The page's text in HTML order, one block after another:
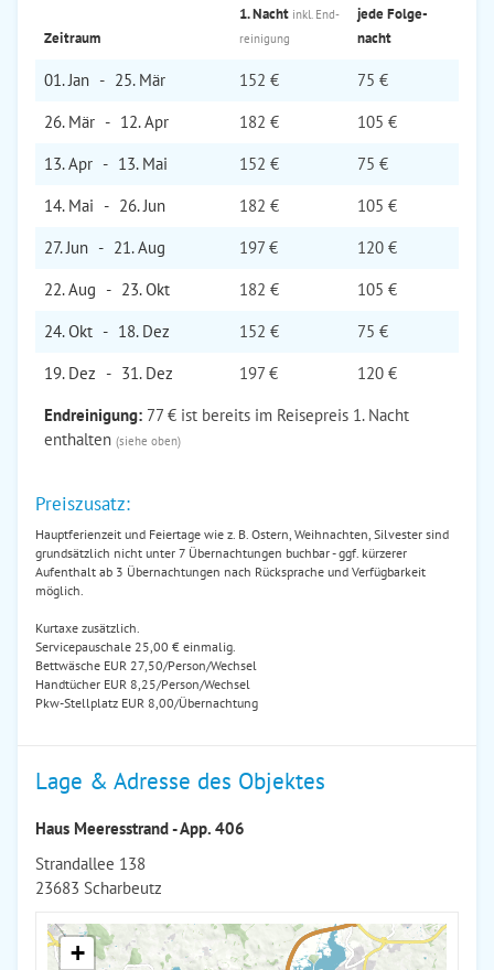
Zeitraum
1. Nacht inkl. End­
reinigung
jede Folge­
nacht
01. Jan - 25. Mär 152 €
75 €
26. Mär - 12. Apr 182 €
105 €
13. Apr - 13. Mai 152 €
75 €
14. Mai - 26. Jun 182 €
105 €
27. Jun - 21. Aug 197 €
120 €
22. Aug - 23. Okt 182 €
105 €
24. Okt - 18. Dez 152 €
75 €
19. Dez - 31. Dez 197 €
120 €
Endreinigung: 77 € ist bereits im Reisepreis 1. Nacht
enthalten (siehe oben)
Preiszusatz:
Hauptferienzeit und Feiertage wie z. B. Ostern, Weihnachten, Silvester sind
grundsätzlich nicht unter 7 Übernachtungen buchbar - ggf. kürzerer
Aufenthalt ab 3 Übernachtungen nach Rücksprache und Verfügbarkeit
möglich.
Kurtaxe zusätzlich.
Servicepauschale 25,00 € einmalig.
Bettwäsche EUR 27,50/Person/Wechsel
Handtücher EUR 8,25/Person/Wechsel
Pkw-Stellplatz EUR 8,00/Übernachtung
Lage & Adresse des Objektes
Haus Meeresstrand - App. 406
Strandallee 138
23683 Scharbeutz
+